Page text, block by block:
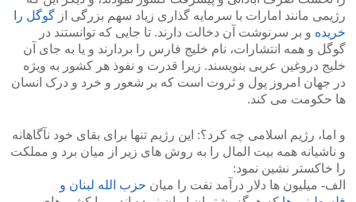
رژیمی مانند امارات با سرمایه گذاری زیاد سهم بزرگی از گوگل را
خریده و بر سرنوشت آن دخالت دارند. تا جایی که توانستند در
گوگل و همه انتشارات، نام خلیج فارس را بردارند و یا به جای آن
خلیج دروغین عربی بنویسند. زیرا قدرت و نفوذ هر کشور به ویژه
در جهان امروز پول و ثروت است که بر شعور و خرد و درک انسان
ها حکومت می کند.
و اما، رژیم اسلامی چه کرد؟: این رژیم تنها برای بقای خود نآگاهانه
و ناشیانه همه بیت المال را به روش های زیر از میان برد و مملکت
را خاکستر نشین نمود:
الف- میلیون ها دلار درآمد نفت را میان حزب الله لبنان و